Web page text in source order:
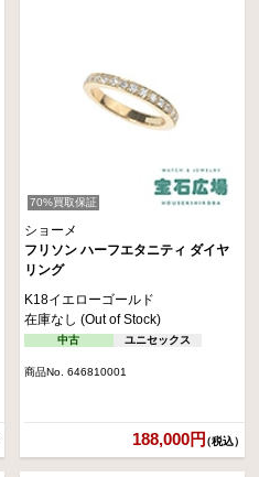
70%買取保証
ショーメ
フリソン ハーフエタニティ ダイヤ
リング
K18イエローゴールド
在庫なし (Out of Stock)
中古 ユニセックス
商品No. 646810001
188,000円（税込）